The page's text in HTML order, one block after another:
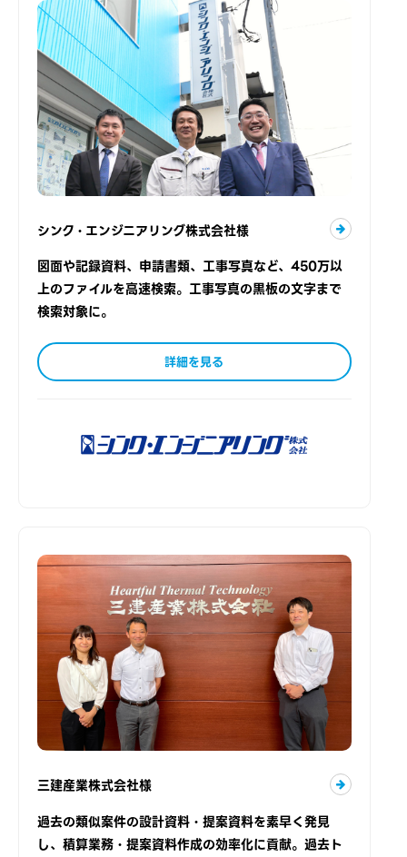
シンク・エンジニアリング株式会社様
図面や記録資料、申請書類、工事写真など、450万以
上のファイルを高速検索。工事写真の黒板の文字まで
検索対象に。
詳細を見る
三建産業株式会社様
過去の類似案件の設計資料・提案資料を素早く発見
し、積算業務・提案資料作成の効率化に貢献。過去ト